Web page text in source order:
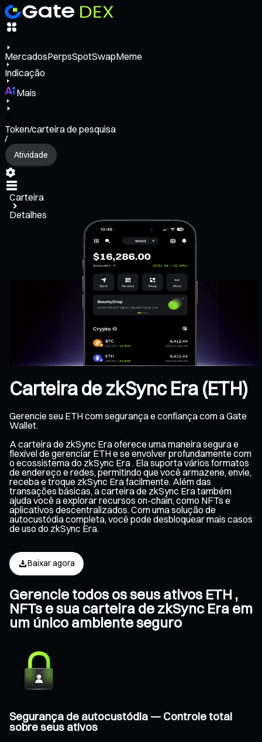
MercadosPerpsSpotSwapMeme
Indicação
Mais
Token/carteira de pesquisa
/
Atividade
Carteira
Detalhes
Carteira de zkSync Era (ETH)
Gerencie seu ETH com segurança e confiança com a Gate
Wallet.
A carteira de zkSync Era oferece uma maneira segura e
flexível de gerenciar ETH e se envolver profundamente com
o ecossistema do zkSync Era . Ela suporta vários formatos
de endereço e redes, permitindo que você armazene, envie,
receba e troque zkSync Era facilmente. Além das
transações básicas, a carteira de zkSync Era também
ajuda você a explorar recursos on-chain, como NFTs e
aplicativos descentralizados. Com uma solução de
autocustódia completa, você pode desbloquear mais casos
de uso do zkSync Era.
Baixar agora
Gerencie todos os seus ativos ETH ,
NFTs e sua carteira de zkSync Era em
um único ambiente seguro
Segurança de autocustódia — Controle total
sobre seus ativos